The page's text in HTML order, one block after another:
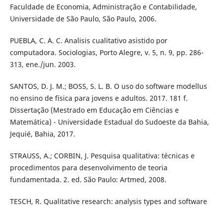
Faculdade de Economia, Administração e Contabilidade,
Universidade de São Paulo, São Paulo, 2006.
PUEBLA, C. A. C. Analisis cualitativo asistido por
computadora. Sociologias, Porto Alegre, v. 5, n. 9, pp. 286-
313, ene./jun. 2003.
SANTOS, D. J. M.; BOSS, S. L. B. O uso do software modellus
no ensino de física para jovens e adultos. 2017. 181 f.
Dissertação (Mestrado em Educação em Ciências e
Matemática) - Universidade Estadual do Sudoeste da Bahia,
Jequié, Bahia, 2017.
STRAUSS, A.; CORBIN, J. Pesquisa qualitativa: técnicas e
procedimentos para desenvolvimento de teoria
fundamentada. 2. ed. São Paulo: Artmed, 2008.
TESCH, R. Qualitative research: analysis types and software